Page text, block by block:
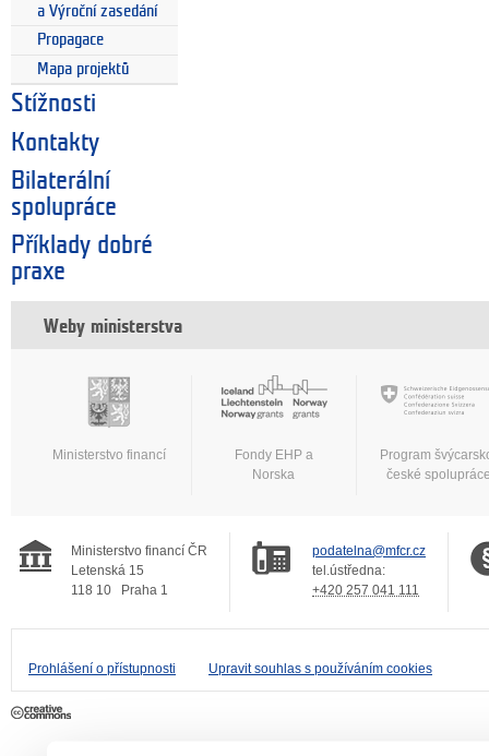
a Výroční zasedání
Propagace
Mapa projektů
Stížnosti
Kontakty
Bilaterální
spolupráce
Příklady dobré
praxe
Weby ministerstva
Ministerstvo financí
Fondy EHP a
Norska
Program
české
Ministerstvo financí ČR
Letenská 15
118 10
Praha 1
podatelna@mfcr.cz
tel.ústředna:
+420 257 041 111
Prohlášení o přístupnosti Upravit souhlas s používáním cookies